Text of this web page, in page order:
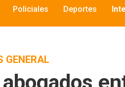
Policiales Deportes
GENERAL